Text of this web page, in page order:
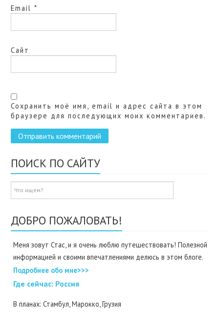
Email*
Сайт
Сохранить моё имя, email и адрес сайта в этом
браузере для последующих моих комментариев.
ПОИСК ПО САЙТУ
ДОБРО ПОЖАЛОВАТЬ!
Меня зовут Стас, и я очень люблю путешествовать! Полезной
информацией и своими впечатлениями делюсь в этом блоге.
Подробнее обо мне>>>
Где cейчас: Россия
В планах: Стамбул, Марокко, Грузия